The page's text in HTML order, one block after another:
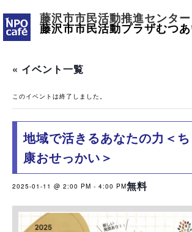
藤沢市市民活動推進センター
藤沢市市民活動プラザむつ
« イベント一覧
このイベントは終了しました。
地域で活きるあなたの力＜
康おせっかい＞
2025-01-11 @ 2:00 PM - 4:00 PM無料